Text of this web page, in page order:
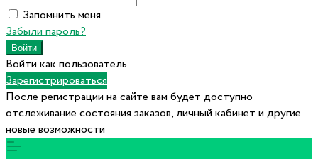
Запомнить меня
Забыли пароль?
Войти как пользователь
Зарегистрироваться
После регистрации на сайте вам будет доступно
отслеживание состояния заказов, личный кабинет и другие
новые возможности